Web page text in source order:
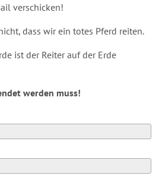
verschicken!
dass wir ein totes Pferd reiten.
ist der Reiter auf der Erde
werden muss!